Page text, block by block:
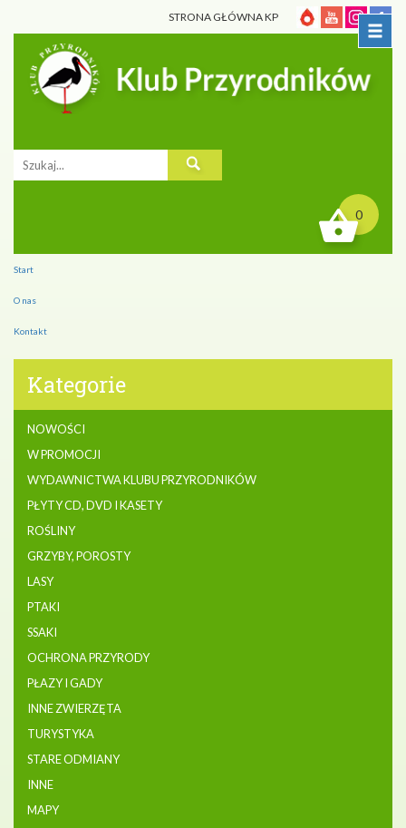
STRONA GŁÓWNA KP
0
Start
O nas
Kontakt
Kategorie
NOWOŚCI
W PROMOCJI
WYDAWNICTWA KLUBU PRZYRODNIKÓW
PŁYTY CD, DVD I KASETY
ROŚLINY
GRZYBY, POROSTY
LASY
PTAKI
SSAKI
OCHRONA PRZYRODY
PŁAZY I GADY
INNE ZWIERZĘTA
TURYSTYKA
STARE ODMIANY
INNE
MAPY